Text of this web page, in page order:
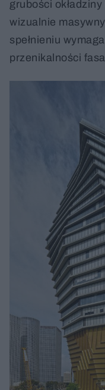
grubości
wizualnie
spełnieniu
przenikalności